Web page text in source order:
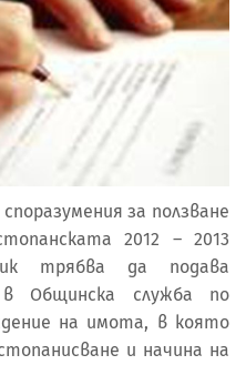
за ползване
2012 – 2013
трябва да подава
в Общинска служба по
на имота, в която
и начина на